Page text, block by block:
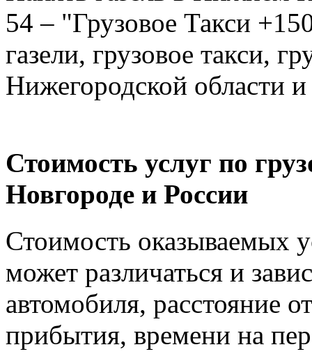
54 – "Грузовое Такси
газели, грузовое такси,
Нижегородской области
Стоимость услуг по
Новгороде и России
Стоимость оказываемых
может различаться и
автомобиля, расстояние
прибытия, времени на